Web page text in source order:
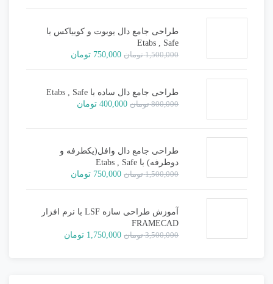
3,000,000 تومان1,500,000 تومان.
طراحی جامع دال یوبوت و کوبیاکس با
Etabs , Safe
1,500,000 تومان قیمت
بود.
750,000 تومانقیمت
طراحی جامع دال ساده با Etabs , Safe
800,000 تومان قیمت
800,000 تومان
400,000 تومانقیمت
400,000 تومان.
طراحی جامع دال وافل(یکطرفه و
دوطرفه) با Etabs , Safe
1,500,000 تومان قیمت
بود.
750,000 تومانقیمت
آموزش طراحی سازه LSF با نرم افزار
FRAMECAD
3,500,000 تومان قیمت
1,750,000 تومانقیمت